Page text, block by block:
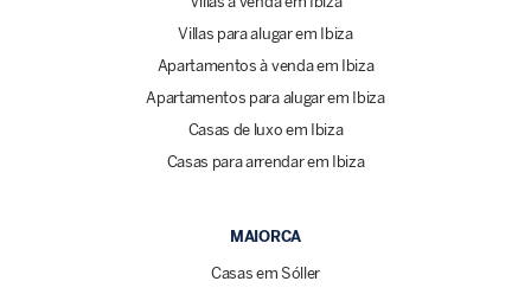
Villas para alugar em Ibiza
Apartamentos à venda em Ibiza
Apartamentos para alugar em Ibiza
Casas de luxo em Ibiza
Casas para arrendar em Ibiza
MAIORCA
Casas em Sóller